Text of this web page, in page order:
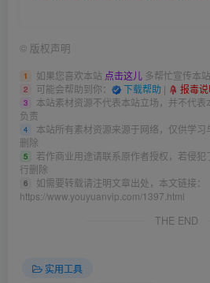
© 版权声明
1 如果您喜欢本站 点击这儿 多帮忙宣传本站
2 可能会帮助到你： 下载帮助 | 报毒说
3
本站素材资源不代表本站立场，并不代
负责
4
本站所有素材资源来源于网络，仅供学
删除
5 若作商业用途请联系原作者授权，若侵犯
行删除
6
如需要转载请注明文章出处，本文链接：
https://www.youyuanvip.com/1397.html
THE END
实用工具